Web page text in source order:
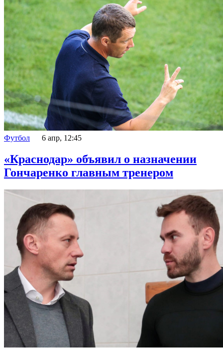
Футбол 6 апр, 12:45
«Краснодар» объявил о назначении
Гончаренко главным тренером